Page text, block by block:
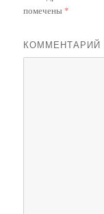
помечены *
КОММЕНТАРИЙ